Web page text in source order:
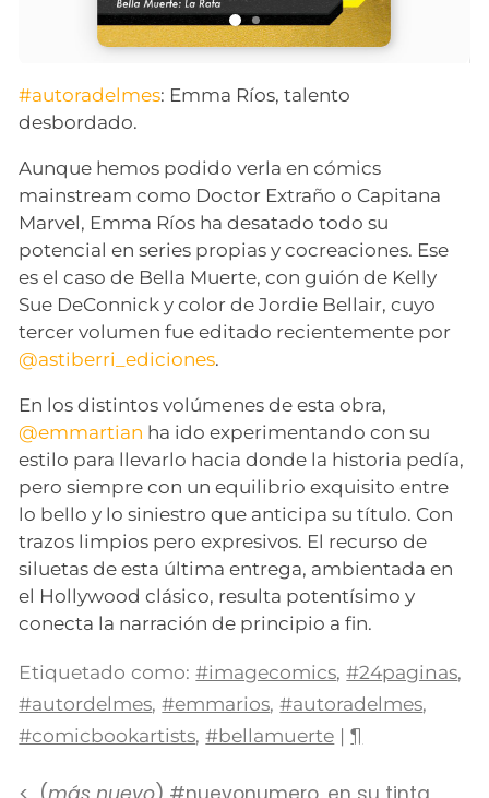
#autoradelmes: Emma Ríos, talento
desbordado.
Aunque hemos podido verla en cómics
mainstream como Doctor Extraño o Capitana
Marvel, Emma Ríos ha desatado todo su
potencial en series propias y cocreaciones. Ese
es el caso de Bella Muerte, con guión de Kelly
Sue DeConnick y color de Jordie Bellair, cuyo
tercer volumen fue editado recientemente por
@astiberri_ediciones.
En los distintos volúmenes de esta obra,
@emmartian ha ido experimentando con su
estilo para llevarlo hacia donde la historia pedía,
pero siempre con un equilibrio exquisito entre
lo bello y lo siniestro que anticipa su título. Con
trazos limpios pero expresivos. El recurso de
siluetas de esta última entrega, ambientada en
el Hollywood clásico, resulta potentísimo y
conecta la narración de principio a fin.
Etiquetado como: #imagecomics,#24paginas,
#autordelmes,#emmarios,#autoradelmes,
#comicbookartists,#bellamuerte |¶